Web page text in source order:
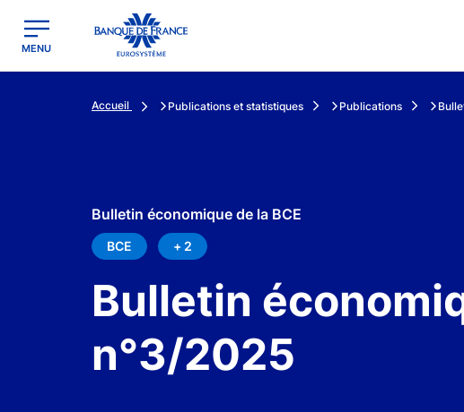
Banque de France - Menu Principal
MENU
Accueil Publications et statistiques Publications
Bulletin économique de la BCE
BCE + 2
Bulletin
n°3/2025